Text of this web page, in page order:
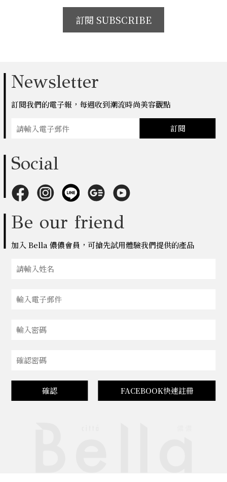
訂閱 SUBSCRIBE
Newsletter
訂閱我們的電子報，每週收到潮流時尚美容觀點
訂閱
Social
Be our friend
加入 Bella 儂儂會員，可搶先試用體驗我們提供的產品
確認 FACEBOOK快速註冊